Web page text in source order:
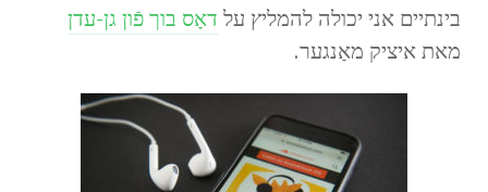
בינתיים אני יכולה להמליץ על דאָס בוך פֿון גן-עדן
מאת איציק מאַנגער.